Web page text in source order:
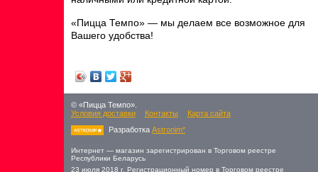
«Пицца Темпо» — мы делаем все возможное для
Вашего удобства!
© «Пицца Темпо».
Условия доставки
Контакты
Карта сайта
РазработкаAstronim*
Интернет — магазин зарегистрирован в Торговом реестре
Республики Беларусь
23 июля 2018 г. Регистрационный номер в Торговом реестре